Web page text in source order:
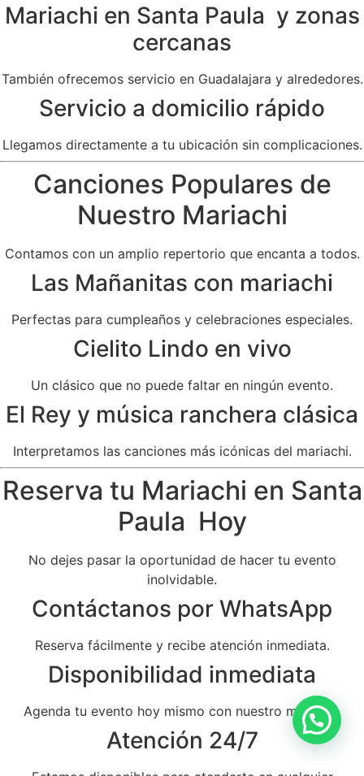
Mariachi en Santa Paula y zonas
cercanas
También ofrecemos servicio en Guadalajara y alrededores.
Servicio a domicilio rápido
Llegamos directamente a tu ubicación sin complicaciones.
Canciones Populares de
Nuestro Mariachi
Contamos con un amplio repertorio que encanta a todos.
Las Mañanitas con mariachi
Perfectas para cumpleaños y celebraciones especiales.
Cielito Lindo en vivo
Un clásico que no puede faltar en ningún evento.
El Rey y música ranchera clásica
Interpretamos las canciones más icónicas del mariachi.
Reserva tu Mariachi en Santa
Paula Hoy
No dejes pasar la oportunidad de hacer tu evento
inolvidable.
Contáctanos por WhatsApp
Reserva fácilmente y recibe atención inmediata.
Disponibilidad inmediata
Agenda tu evento hoy mismo con nuestro mariachi.
Atención 24/7